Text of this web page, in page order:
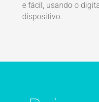
e fácil, usando o
dispositivo.